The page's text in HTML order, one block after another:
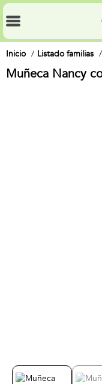
Inicio Listado familias
Muñeca Nancy